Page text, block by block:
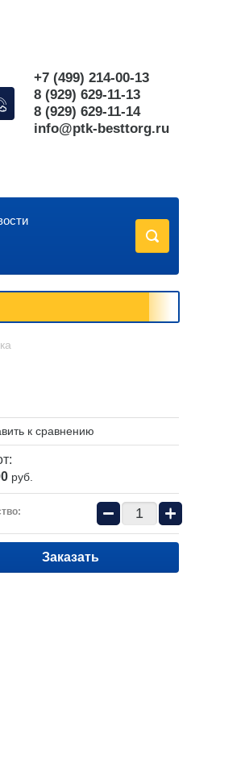
+7 (499) 214-00-13
8 (929) 629-11-13
8 (929) 629-11-14
info@ptk-besttorg.ru
к сравнению
руб.
− +
Заказать